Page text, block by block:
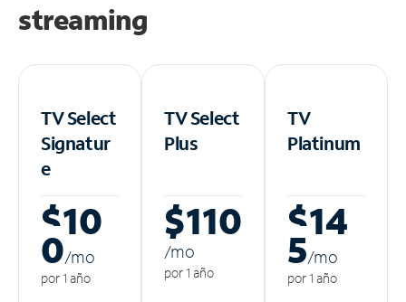
streaming
TV Select
Signatur
e
$10
0/mo
por 1 año
TV Select
Plus
$110
/mo
por 1 año
TV
Platinum
$14
5/mo
por 1 año